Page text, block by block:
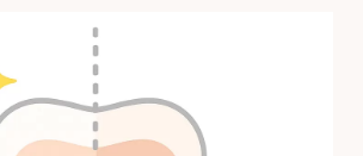
となって、あ
なたの健康